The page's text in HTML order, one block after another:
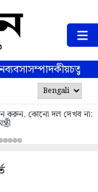
ব্যবসাসম্পাদকীয়
করুন, কোনো দল দেখব না: